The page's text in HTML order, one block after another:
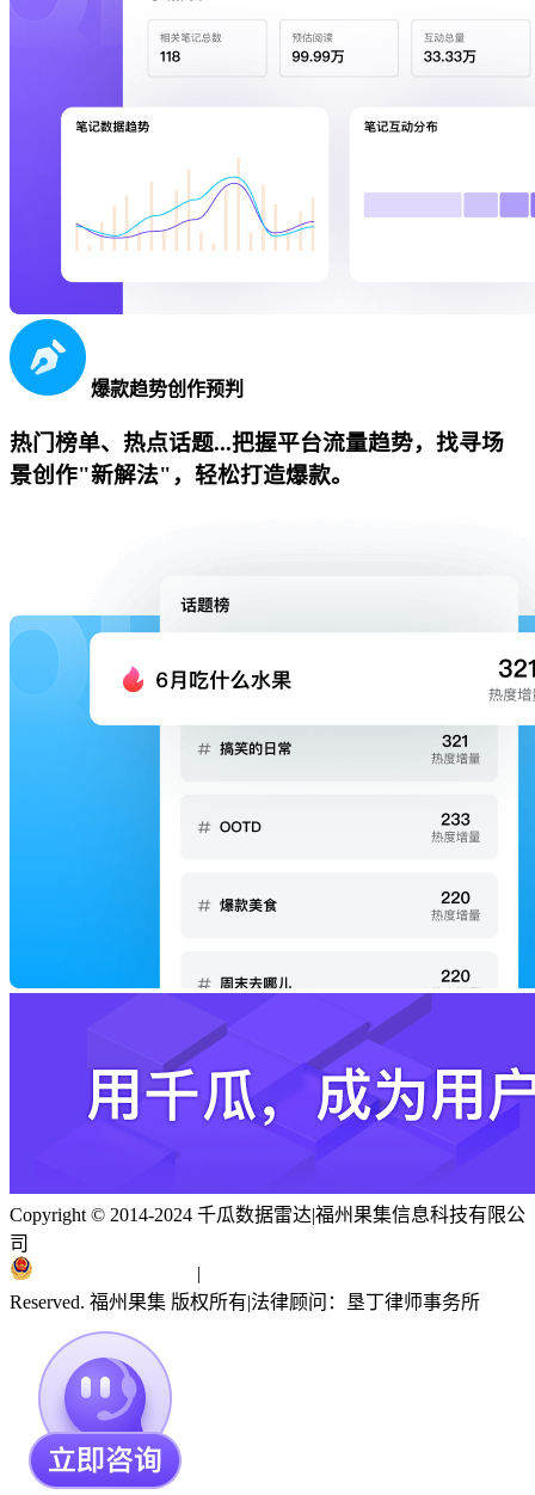
爆款趋势创作预判
热门榜单、热点话题...把握平台流量趋势，找寻场
景创作"新解法"，轻松打造爆款。
Copyright © 2014-2024 千瓜数据雷达|福州果集信息科技有限公
司
|
Reserved. 福州果集 版权所有|法律顾问：垦丁律师事务所